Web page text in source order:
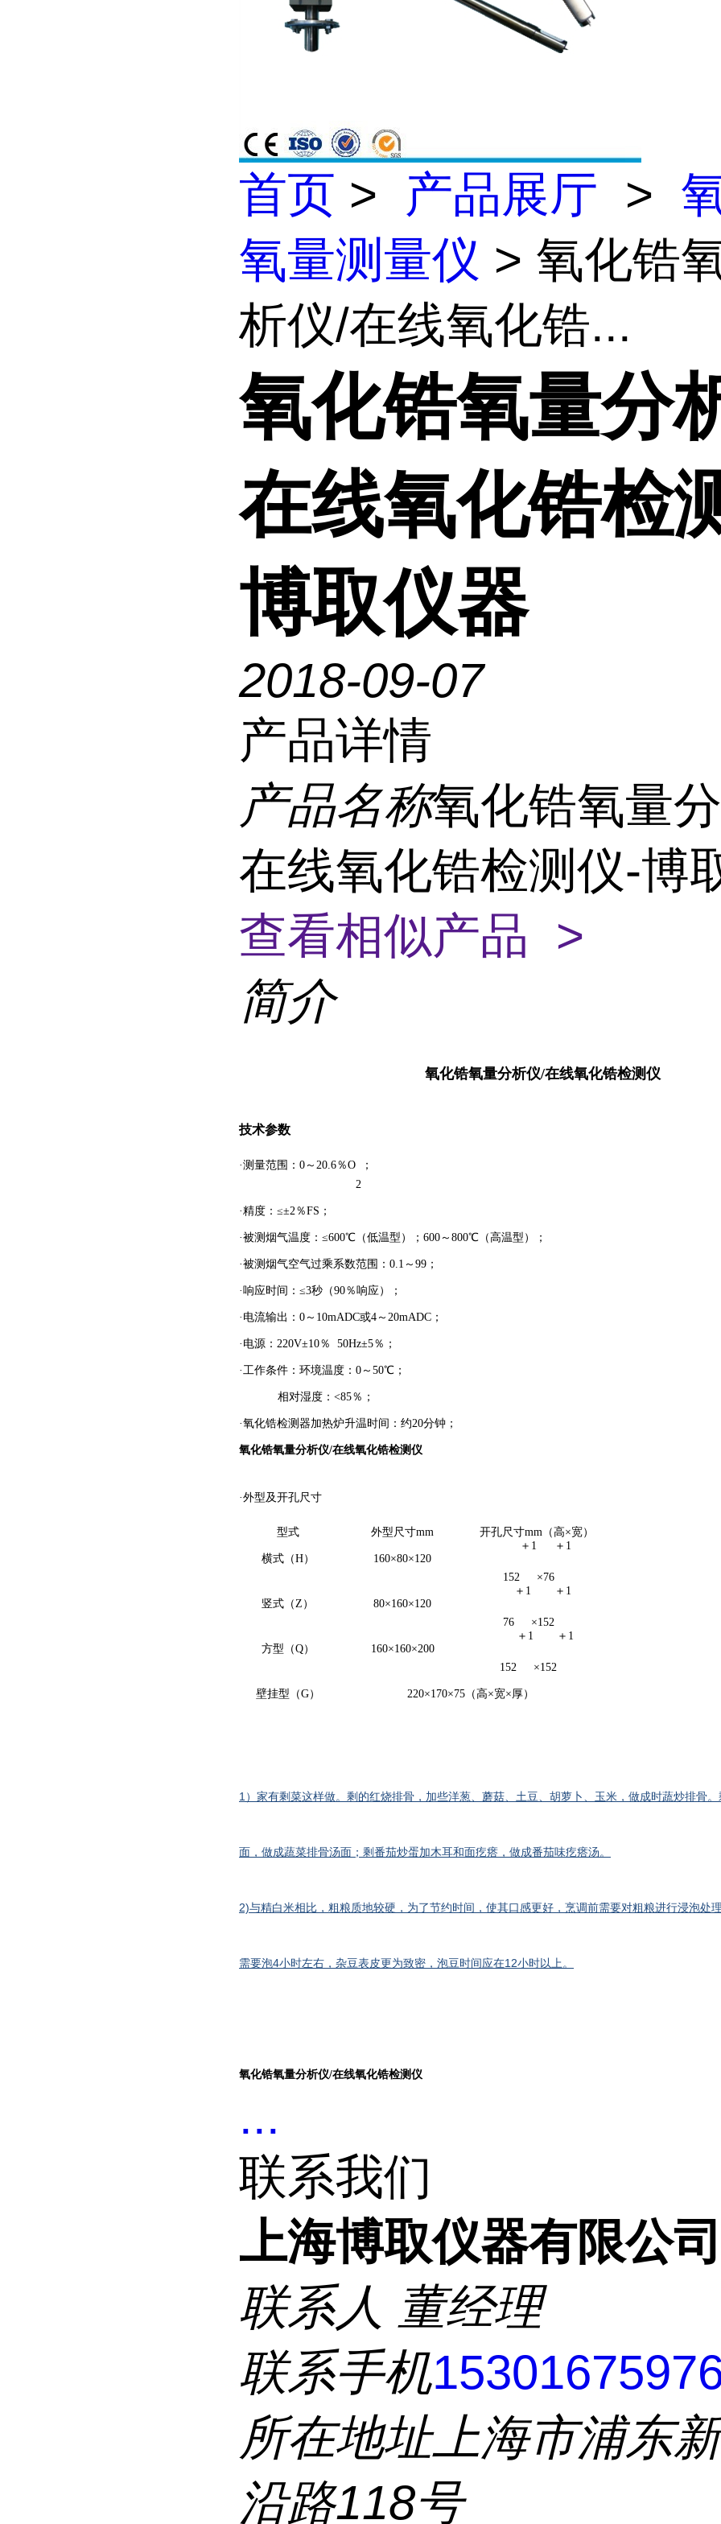
首页 > 产品展厅 >
氧量测量仪 > 氧化锆
析仪/在线氧化锆...
氧化锆氧量分
在线氧化锆检
博取仪器
2018-09-07
产品详情
产品名称氧化锆氧量
在线氧化锆检测仪-博
查看相似产品 >
简介
氧化锆氧量分析仪/在线氧化锆检测仪
技术参数
·测量范围：0～20.6％O
2
；
·精度：≤±2％FS；
·被测烟气温度：≤600℃（低温型）；600～800℃（高温型）；
·被测烟气空气过乘系数范围：0.1～99；
·响应时间：≤3秒（90％响应）；
·电流输出：0～10mADC或4～20mADC；
·电源：220V±10％ 50Hz±5％；
·工作条件：环境温度：0～50℃；
相对湿度： <85％；
·氧化锆检测器加热炉升温时间：约20分钟；
氧化锆氧量分析仪/在线氧化锆检测仪
·外型及开孔尺寸
型式 外型尺寸mm 开孔尺寸mm（高×宽）
横式（H）
160×80×120
152
＋1
×76
＋1
竖式（Z）
80×160×120
76
＋1
×152
＋1
方型（Q）
160×160×200
152
＋1
×152
＋1
壁挂型（G） 220×170×75（高×宽×厚）
1）家有剩菜这样做。剩的红烧排骨，加些洋葱、蘑菇、土豆、胡萝卜、玉米，做成时蔬炒排骨
面，做成蔬菜排骨汤面；剩番茄炒蛋加木耳和面疙瘩，做成番茄味疙瘩汤。
2)与精白米相比，粗粮质地较硬，为了节约时间，使其口感更好，烹调前需要对粗粮进行浸泡处
需要泡4小时左右，杂豆表皮更为致密，泡豆时间应在12小时以上。
氧化锆氧量分析仪/在线氧化锆检测仪
...
联系我们
上海博取仪器有限公司
联系人 董经理
联系手机
所在地址上海市浦东
沿路118号